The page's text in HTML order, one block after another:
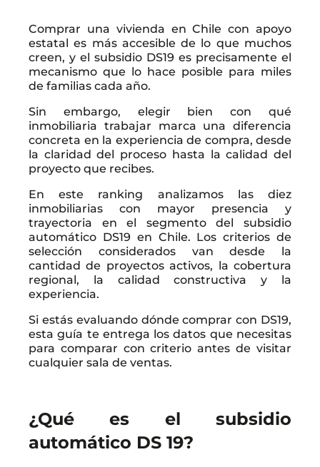
Comprar una vivienda en Chile con apoyo
estatal es más accesible de lo que muchos
creen, y el subsidio DS19 es precisamente el
mecanismo que lo hace posible para miles
de familias cada año.
Sin embargo, elegir bien con qué
inmobiliaria trabajar marca una diferencia
concreta en la experiencia de compra, desde
la claridad del proceso hasta la calidad del
proyecto que recibes.
En este ranking analizamos las diez
inmobiliarias con mayor presencia y
trayectoria en el segmento del subsidio
automático DS19 en Chile. Los criterios de
selección considerados van desde la
cantidad de proyectos activos, la cobertura
regional, la calidad constructiva y la
experiencia.
Si estás evaluando dónde comprar con DS19,
esta guía te entrega los datos que necesitas
para comparar con criterio antes de visitar
cualquier sala de ventas.
¿Qué es el subsidio
automático DS 19?